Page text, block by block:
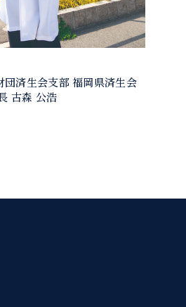
団済生会支部 福岡県済生会
古森 公浩